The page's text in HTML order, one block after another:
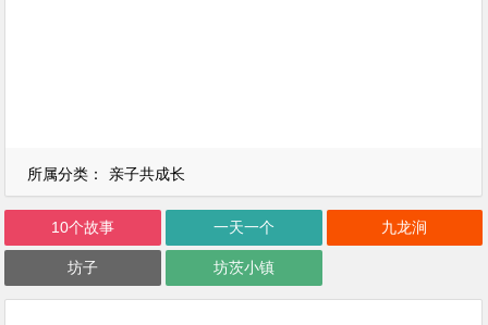
所属分类： 亲子共成长
10个故事 一天一个 九龙涧
坊子 坊茨小镇